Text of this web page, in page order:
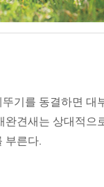
기를 동결하면 대
완견새는 상대적으
부른다.